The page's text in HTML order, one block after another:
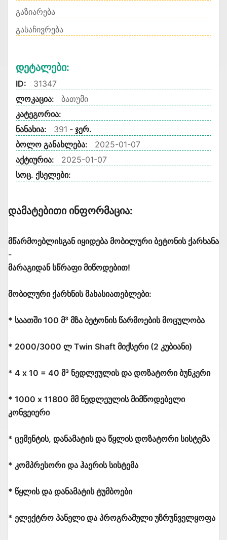
გაზიარება
გასაჩივრება
Დეტალები:
ID:
31347
ლოკაცია:
ბათუმი
კატეგორია:
ნანახია:
391 - ჯერ.
ბოლო განახლება:
2025-01-07
აქტიურია:
2025-01-07
სოც. ქსელები:
Დამატებითი Ინფორმაცია:
მწარმოებლისგან იყიდება მობილური ბეტონის ქარხანა
-
მარაგიდან სწრაფი მიწოდებით!
მობილური ქარხნის მახასიათებლები:
* საათში 100 მ³ მზა ბეტონის წარმოების მოცულობა
* 2000/3000 ლ Twin Shaft მიქსერი (2 კუბიანი)
* 4 x 10 = 40 მ³ ნედლეულის და დოზატორი ბუნკერი
* 1000 x 11800 მმ ნედლეულის მიმწოდებელი
კონვეიერი
* ცემენტის, დანამატის და წყლის დოზატორი სისტემა
* კომპრესორი და ჰაერის სისტემა
* წყლის და დანამატის ტუმბოები
* ელექტრო პანელი და პროგრამული უზრუნველყოფა